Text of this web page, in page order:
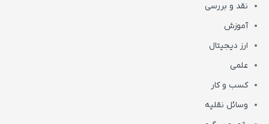
نقد و بررسی
آموزش
ارز دیجیتال
علمی
کسب و کار
وسائل نقلیه